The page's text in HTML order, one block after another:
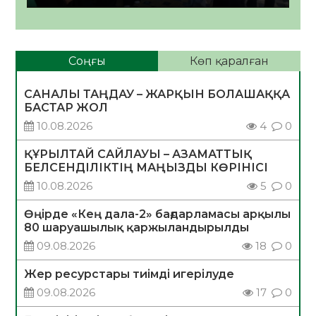
Соңғы Көп қаралған
САНАЛЫ ТАҢДАУ – ЖАРҚЫН БОЛАШАҚҚА
БАСТАР ЖОЛ
10.08.2026
4 0
ҚҰРЫЛТАЙ САЙЛАУЫ – АЗАМАТТЫҚ
БЕЛСЕНДІЛІКТІҢ МАҢЫЗДЫ КӨРІНІСІ
10.08.2026
5 0
Өңірде «Кең дала-2» бағдарламасы арқылы
80 шаруашылық қаржыландырылды
09.08.2026
18 0
Жер ресурстары тиімді игерілуде
09.08.2026
17 0